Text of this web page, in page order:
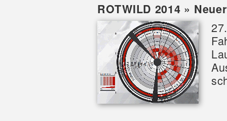
ROTWILD 2014 »